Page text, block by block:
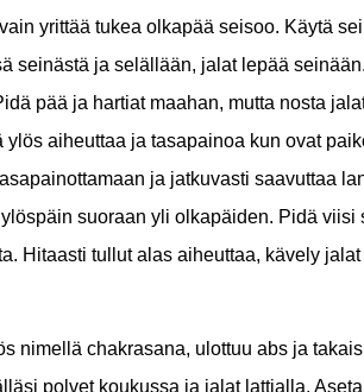
yrittää tukea olkapää seisoo. Käytä
seinästä ja selällään, jalat lepää
pää ja hartiat maahan, mutta nosta
aiheuttaa ja tasapainoa kun ovat
ja jatkuvasti saavuttaa
suoraan yli olkapäiden. Pidä viisi
Hitaasti tullut alas aiheuttaa, kävely jalat
nimellä chakrasana, ulottuu abs ja
polvet koukussa ja jalat lattialla.